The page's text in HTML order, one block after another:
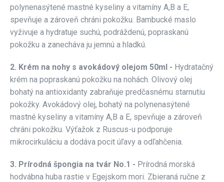
polynenasýtené mastné kyseliny a vitamíny A,B a E,
spevňuje a zároveň chráni pokožku. Bambucké maslo
vyživuje a hydratuje suchú, podráždenú, popraskanú
pokožku a zanecháva ju jemnú a hladkú.
2. Krém na nohy s avokádový olejom 50ml - Hydratačný
krém na popraskanú pokožku na nohách. Olivový olej
bohatý na antioxidanty zabraňuje predčasnému starnutiu
pokožky. Avokádový olej, bohatý na polynenasýtené
mastné kyseliny a vitamíny A,B a E, spevňuje a zároveň
chráni pokožku. Výťažok z Ruscus-u podporuje
mikrocirkuláciu a dodáva pocit úľavy a odľahčenia.
3. Prírodná špongia na tvár No.1 - Prírodná morská
hodvábna huba rastie v Egejskom mori. Zbieraná ručne z